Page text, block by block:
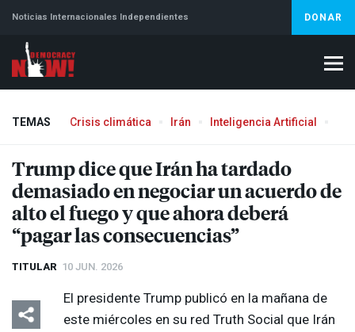
Noticias Internacionales Independientes DONAR
TEMAS Crisis climática Irán Inteligencia Artificial
Trump dice que Irán ha tardado
demasiado en negociar un acuerdo de
alto el fuego y que ahora deberá
“pagar las consecuencias”
TITULAR 10 JUN. 2026
El presidente Trump publicó en la mañana de
este miércoles en su red Truth Social que Irán